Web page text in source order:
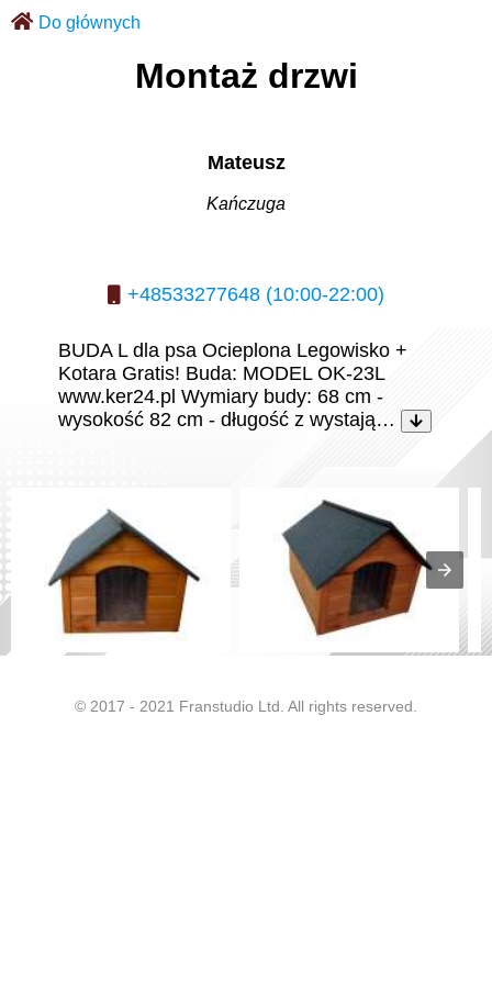
Do głównych
Montaż drzwi
Mateusz
Kańczuga
+48533277648 (10:00-22:00)
BUDA L dla psa Ocieplona Legowisko +
Kotara Gratis! Buda: MODEL OK-23L
www.ker24.pl Wymiary budy: 68 cm -
wysokość 82 cm - długość z wystają…
© 2017 - 2021 Franstudio Ltd. All rights reserved.